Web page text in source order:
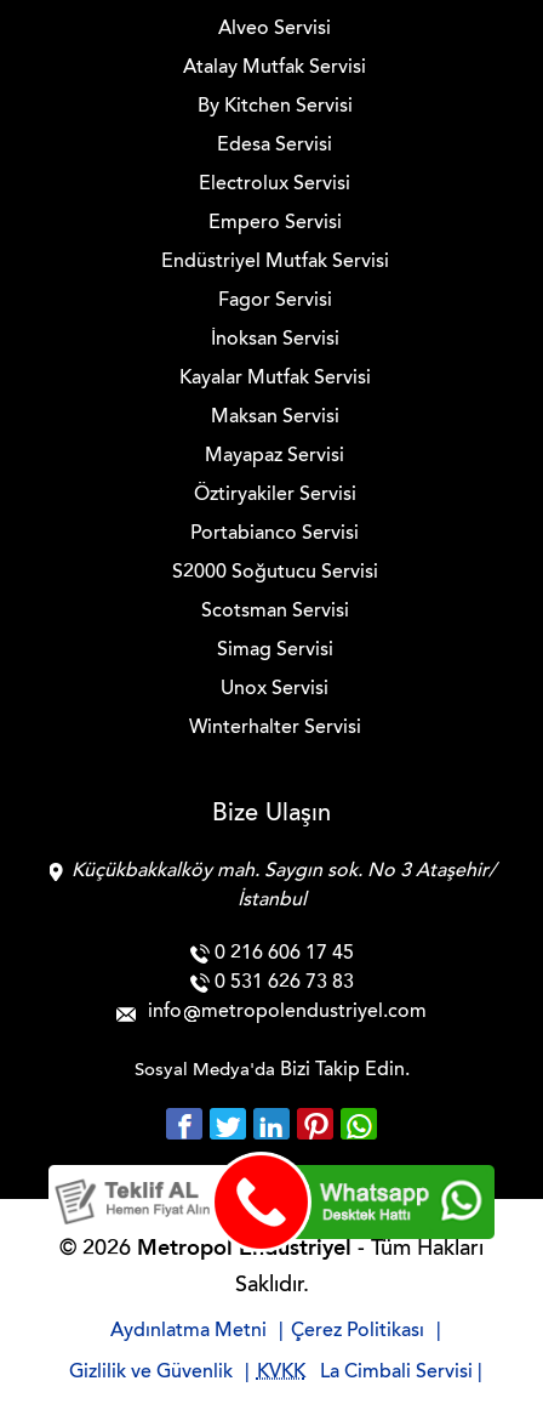
Alveo Servisi
Atalay Mutfak Servisi
By Kitchen Servisi
Edesa Servisi
Electrolux Servisi
Empero Servisi
Endüstriyel Mutfak Servisi
Fagor Servisi
İnoksan Servisi
Kayalar Mutfak Servisi
Maksan Servisi
Mayapaz Servisi
Öztiryakiler Servisi
Portabianco Servisi
S2000 Soğutucu Servisi
Scotsman Servisi
Simag Servisi
Unox Servisi
Winterhalter Servisi
Bize Ulaşın
Küçükbakkalköy mah. Saygın sok. No 3 Ataşehir/
İstanbul
0 216 606 17 45
0 531 626 73 83
info
metropolendustriyel.com
Sosyal Medya'da Bizi Takip Edin.
© 2026 Metropol Endüstriyel - Tüm Hakları
Saklıdır.
Aydınlatma Metni Çerez Politikası
Gizlilik ve Güvenlik KVKK La Cimbali Servisi